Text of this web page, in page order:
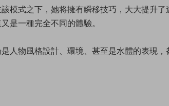
模式之下，她将擁有瞬移技巧，大大提升了
是一種完全不同的體驗。
人物風格設計、環境、甚至是水體的表現